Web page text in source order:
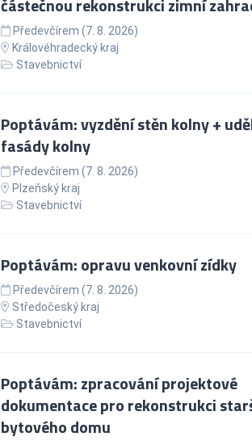
částečnou rekonstrukci zimní
Předevčírem (7. 8. 2026)
Královéhradecký kraj
Stavebnictví
Poptávám: vyzdění stěn kolny +
fasády kolny
Předevčírem (7. 8. 2026)
Plzeňský kraj
Stavebnictví
Poptávám: opravu venkovní zídky
Předevčírem (7. 8. 2026)
Středočeský kraj
Stavebnictví
Poptávám: zpracování projektové
dokumentace pro rekonstrukci
bytového domu